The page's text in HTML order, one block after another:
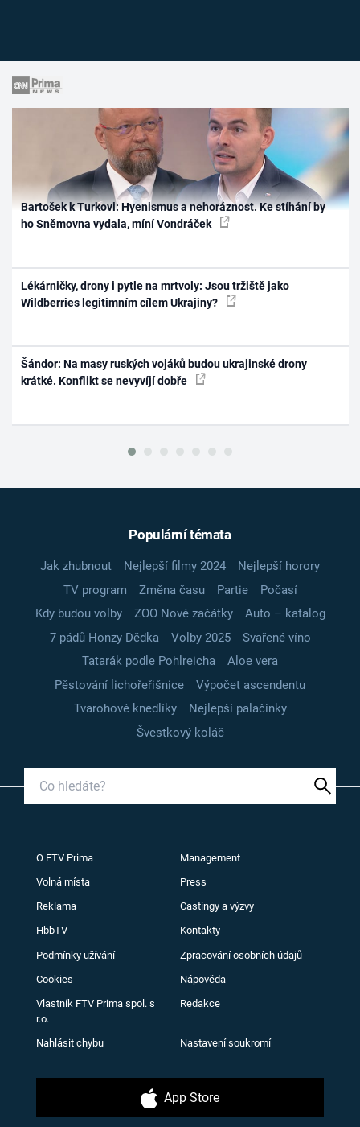
Bartošek k Turkovi: Hyenismus a nehoráznost. Ke stíhání by
ho Sněmovna vydala, míní Vondráček
Lékárničky, drony i pytle na mrtvoly: Jsou tržiště jako
Wildberries legitimním cílem Ukrajiny?
Šándor: Na masy ruských vojáků budou ukrajinské drony
krátké. Konflikt se nevyvíjí dobře
Populární témata
Jak zhubnout Nejlepší filmy 2024
Nejlepší horory
TV program
Změna času Partie
Počasí
Kdy budou volby
ZOO Nové začátky
Auto – katalog
7 pádů Honzy Dědka
Volby 2025
Svařené víno
Tatarák podle Pohlreicha
Aloe vera
Pěstování lichořeřišnice
Výpočet ascendentu
Tvarohové knedlíky
Nejlepší palačinky
Švestkový koláč
O FTV Prima Management
Volná místa Press
Reklama Castingy a výzvy
HbbTV Kontakty
Podmínky užívání Zpracování osobních údajů
Cookies Nápověda
Vlastník FTV Prima spol. s
r.o.
Redakce
Nahlásit chybu Nastavení soukromí
App Store